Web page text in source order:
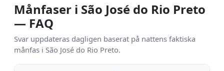
Månfaser i São José do Rio Preto
— FAQ
Svar uppdateras dagligen baserat på nattens faktiska
månfas i São José do Rio Preto.